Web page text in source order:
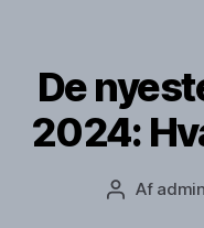
De
2024:
Af admin